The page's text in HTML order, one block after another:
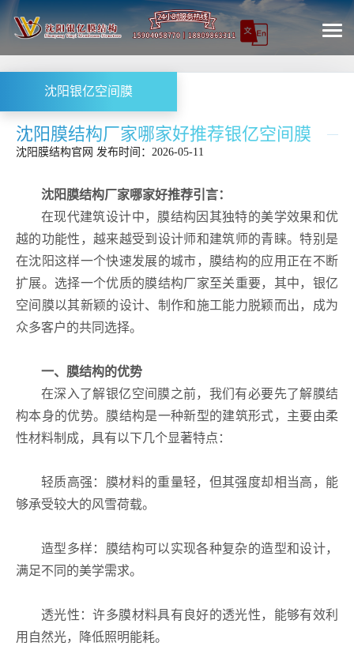
沈阳银亿空间膜
沈阳膜结构厂家哪家好推荐银亿空间膜
沈阳膜结构官网 发布时间：2026-05-11
沈阳膜结构厂家哪家好推荐引言：
在现代建筑设计中，膜结构因其独特的美学效果和优
越的功能性，越来越受到设计师和建筑师的青睐。特别是
在沈阳这样一个快速发展的城市，膜结构的应用正在不断
扩展。选择一个优质的膜结构厂家至关重要，其中，银亿
空间膜以其新颖的设计、制作和施工能力脱颖而出，成为
众多客户的共同选择。
一、膜结构的优势
在深入了解银亿空间膜之前，我们有必要先了解膜结
构本身的优势。膜结构是一种新型的建筑形式，主要由柔
性材料制成，具有以下几个显著特点：
轻质高强：膜材料的重量轻，但其强度却相当高，能
够承受较大的风雪荷载。
造型多样：膜结构可以实现各种复杂的造型和设计，
满足不同的美学需求。
透光性：许多膜材料具有良好的透光性，能够有效利
用自然光，降低照明能耗。